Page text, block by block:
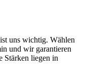
uns wichtig. Wählen
und wir garantieren
Stärken liegen in